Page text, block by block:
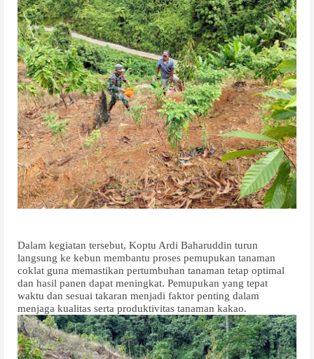
Dalam kegiatan tersebut, Koptu Ardi Baharuddin turun
langsung ke kebun membantu proses pemupukan tanaman
coklat guna memastikan pertumbuhan tanaman tetap optimal
dan hasil panen dapat meningkat. Pemupukan yang tepat
waktu dan sesuai takaran menjadi faktor penting dalam
menjaga kualitas serta produktivitas tanaman kakao.